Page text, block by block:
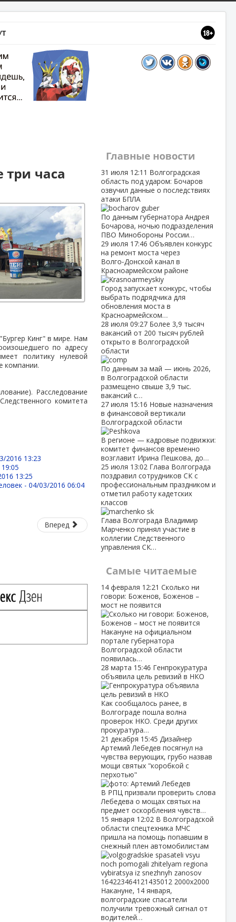
три часа
Кинг" в мире. Нам
по адресу
политику нулевой
компании.
Расследование
комитета
2016 13:23
13:25
-04/03/2016 06:04
Вперед
Главные новости
31 июля 12:11 Волгоградская
область под ударом: Бочаров
озвучил данные о последствиях
атаки БПЛА
По данным губернатора Андрея
Бочарова, ночью подразделения
ПВО Минобороны России…
29 июля 17:46 Объявлен конкурс
на ремонт моста через
Волго‑Донской канал в
Красноармейском районе
Город запускает конкурс, чтобы
выбрать подрядчика для
обновления моста в
Красноармейском…
28 июля 09:27 Более 3,9 тысяч
вакансий от 200 тысяч рублей
открыто в Волгоградской
области
По данным за май — июнь 2026,
в Волгоградской области
размещено свыше 3,9 тыс.
вакансий с…
27 июля 15:16 Новые назначения
в финансовой вертикали
Волгоградской области
В регионе — кадровые подвижки:
комитет финансов временно
возглавит Ирина Пешкова, до…
25 июля 13:02 Глава Волгограда
поздравил сотрудников СК с
профессиональным праздником и
отметил работу кадетских
классов
Глава Волгограда Владимир
Марченко принял участие в
коллегии Следственного
управления СК…
Самые читаемые
14 февраля 12:21 Сколько ни
говори: Боженов, Боженов –
мост не появится
Накануне на официальном
портале губернатора
Волгоградской области
появилась…
28 марта 15:46 Генпрокуратура
объявила цель ревизий в НКО
Как сообщалось ранее, в
Волгограде пошла волна
проверок НКО. Среди других
прокуратура…
21 декабря 15:45 Дизайнер
Артемий Лебедев посягнул на
чувства верующих, грубо назвав
мощи святых "коробкой с
перхотью"
В РПЦ призвали проверить слова
Лебедева о мощах святых на
предмет оскорбления чувств…
15 января 12:02 В Волгоградской
области спецтехника МЧС
пришла на помощь попавшим в
снежный плен автомобилистам
Накануне, 14 января,
волгоградские спасатели
получили тревожный сигнал от
водителей…